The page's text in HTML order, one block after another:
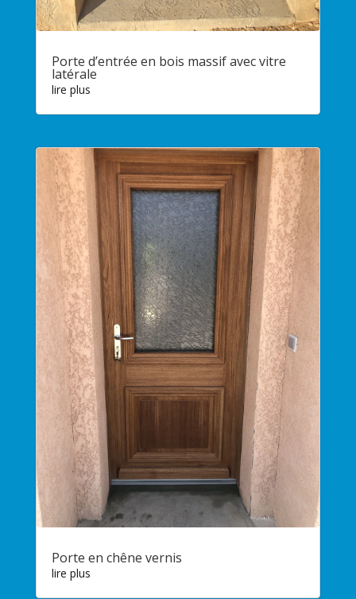
Porte d’entrée en bois massif avec vitre
latérale
lire plus
Porte en chêne vernis
lire plus